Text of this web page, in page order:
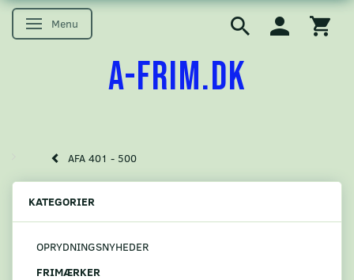
Skifte navigation
Menu
A-FRIM.DK
AFA 401 - 500
KATEGORIER
OPRYDNINGSNYHEDER
FRIMÆRKER